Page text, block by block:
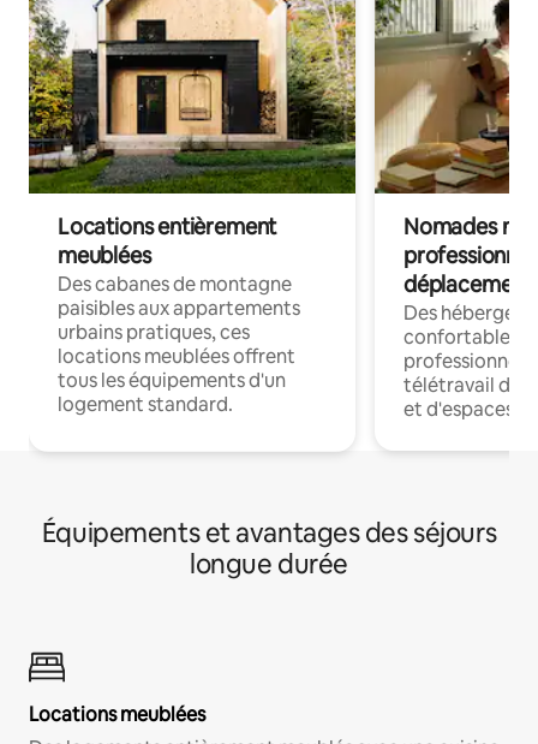
Locations entièrement
meublées
Des cabanes de montagne
paisibles aux appartements
urbains pratiques, ces
locations meublées offrent
tous les équipements d'un
logement standard.
Nomades
déplacement
Des
confortables
professionnels
télétravail
et d'espaces
Équipements et avantages des séjours
longue durée
Locations meublées